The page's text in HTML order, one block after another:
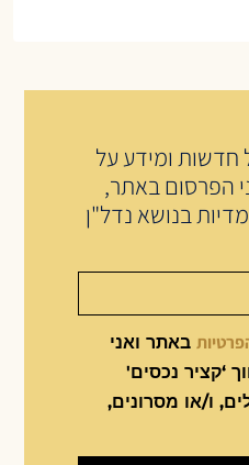
חדשות ומידע על
הפרסום באתר,
בנושא נדל"ן
באתר ואני
‘קציר נכסים'
ו/או מסרונים,